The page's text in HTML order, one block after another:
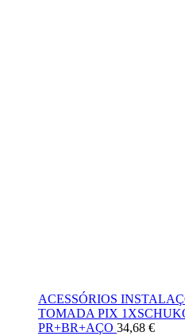
ACESSÓRIOS
TOMADA PIX
PR+BR+AÇO 34,68 €